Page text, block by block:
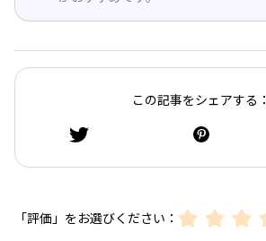
この記事をシェアする：
「評価」をお選びください：